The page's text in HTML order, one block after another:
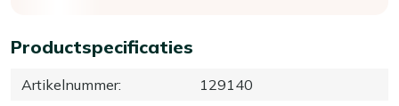
Productspecificaties
Artikelnummer:
129140